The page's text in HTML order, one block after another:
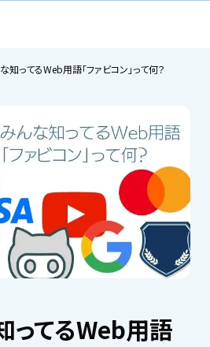
知ってるWeb用語「ファビコン」って何？
ってるWeb用語